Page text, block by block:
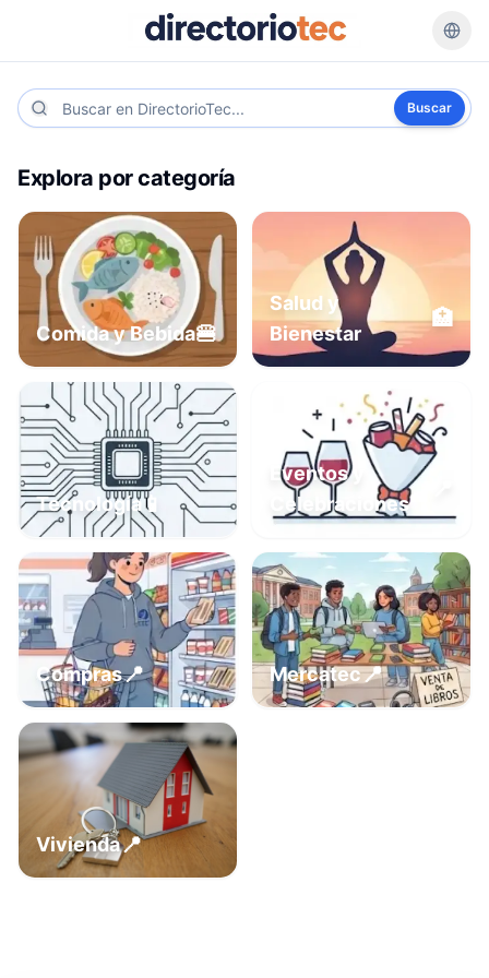
Buscar
Explora por categoría
Comida y Bebida🍔
Salud y
Bienestar
🏥
Tecnología📱
Eventos y
Celebraciones
Compras📍 Mercatec📍
Vivienda📍